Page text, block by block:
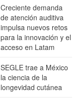
Creciente demanda
de atención auditiva
impulsa nuevos retos
para la innovación y el
acceso en Latam
SEGLE trae a México
la ciencia de la
longevidad cutánea